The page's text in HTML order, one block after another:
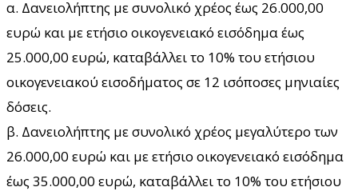
α. Δανειολήπτης με συνολικό χρέος έως 26.000,00
ευρώ και με ετήσιο οικογενειακό εισόδημα έως
25.000,00 ευρώ, καταβάλλει το 10% του ετήσιου
οικογενειακού εισοδήματος σε 12 ισόποσες μηνιαίες
δόσεις.
β. Δανειολήπτης με συνολικό χρέος μεγαλύτερο των
26.000,00 ευρώ και με ετήσιο οικογενειακό εισόδημα
έως 35.000,00 ευρώ, καταβάλλει το 10% του ετήσιου